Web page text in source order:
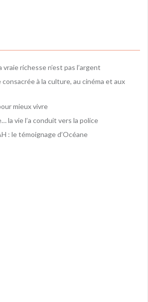
richesse n’est pas l’argent
à la culture, au cinéma et aux
mieux vivre
la vie l’a conduit vers la police
: le témoignage d’Océane